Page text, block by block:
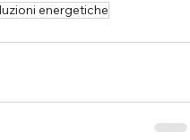
energetiche